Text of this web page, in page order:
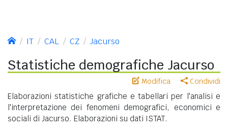
IT CAL CZ Jacurso
Statistiche demografiche Jacurso
Modifica Condividi
Elaborazioni statistiche grafiche e tabellari per l'analisi e
l'interpretazione dei fenomeni demografici, economici e
sociali di Jacurso. Elaborazioni su dati ISTAT.